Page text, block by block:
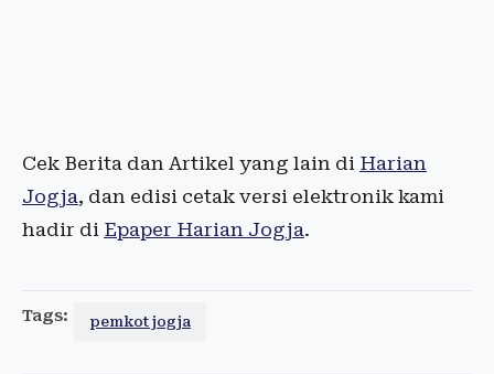
Cek Berita dan Artikel yang lain di Harian
Jogja, dan edisi cetak versi elektronik kami
hadir di Epaper Harian Jogja.
Tags: pemkot jogja